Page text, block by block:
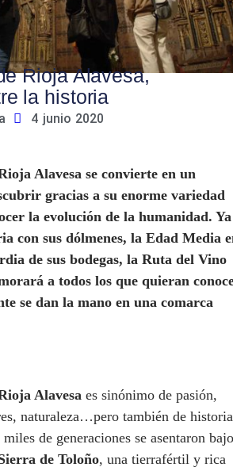
Rioja Alavesa,
la historia
4 junio 2020
Alavesa se convierte en un
gracias a su enorme variedad
la evolución de la humanidad. Ya
con sus dólmenes, la Edad Media
de sus bodegas, la Ruta del Vino
a todos los que quieran
se dan la mano en una comarca
Alavesa es sinónimo de pasión,
naturaleza…pero también de
de generaciones se asentaron bajo
de Toloño, una tierrafértil y rica